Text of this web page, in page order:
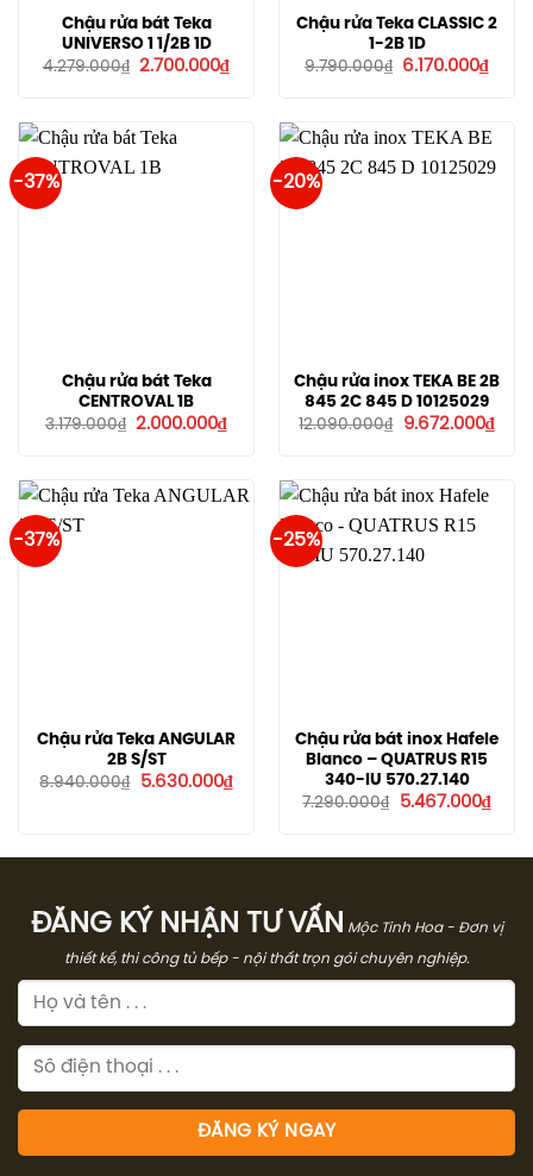
Chậu rửa bát Teka
UNIVERSO 1 1/2B 1D
4.279.000₫
Giá
2.700.000₫Giá
hiện
2.700.000₫.
Chậu rửa Teka CLASSIC 2
1-2B 1D
9.790.000₫
Giá
6.170.000₫Giá
hiện
-37%
Chậu rửa bát Teka
CENTROVAL 1B
3.179.000₫
Giá
2.000.000₫Giá
hiện
2.000.000₫.
-20%
Chậu rửa inox TEKA BE 2B
845 2C 845 D 10125029
12.090.000₫
Giá
9.672.000₫Giá
hiện
-37%
Chậu rửa Teka ANGULAR
2B S/ST
8.940.000₫
Giá
5.630.000₫Giá
hiện
-25%
Chậu rửa bát inox Hafele
Blanco – QUATRUS R15
340-IU 570.27.140
7.290.000₫
Giá
5.467.000₫Giá
hiện
ĐĂNG KÝ NHẬN TƯ VẤN Mộc Tinh Hoa - Đơn vị
thiết kế, thi công tủ bếp - nội thất trọn gói chuyên nghiệp.